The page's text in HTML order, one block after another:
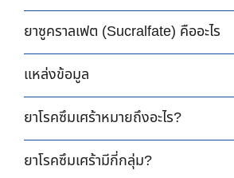
ยาซูคราลเฟต (Sucralfate) คืออะไร
แหล่งข้อมูล
ยาโรคซึมเศร้าหมายถึงอะไร?
ยาโรคซึมเศร้ามีกี่กลุ่ม?